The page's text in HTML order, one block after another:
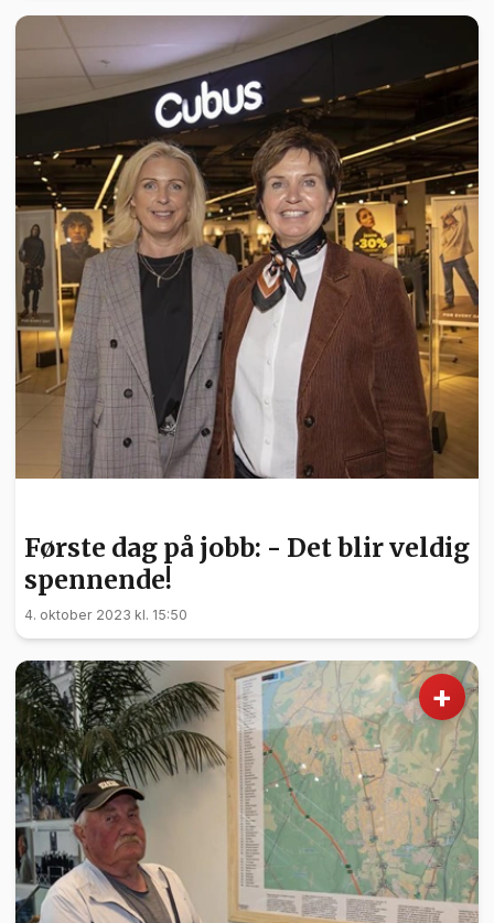
Første dag på jobb: - Det blir veldig
spennende!
4. oktober 2023 kl. 15:50
+